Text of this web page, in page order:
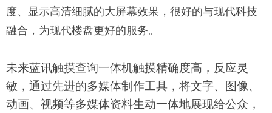
度、显示高清细腻的大屏幕效果，很好的与现代科技
融合，为现代楼盘更好的服务。
未来蓝讯触摸查询一体机触摸精确度高，反应灵
敏，通过先进的多媒体制作工具，将文字、图像、
动画、视频等多媒体资料生动一体地展现给公众，